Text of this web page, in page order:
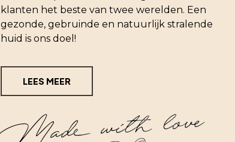
klanten het beste van twee werelden. Een
gezonde, gebruinde en natuurlijk stralende
huid is ons doel!
LEES MEER